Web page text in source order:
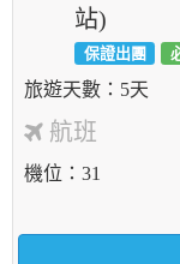
站)
保證出團
5天
航班
機位 31